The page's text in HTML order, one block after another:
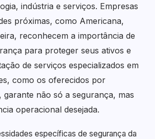
indústria e serviços. Empresas
próximas, como Americana,
reconhecem a importância de
para proteger seus ativos e
de serviços especializados em
como os oferecidos por
garante não só a segurança, mas
operacional desejada.
específicas de segurança da